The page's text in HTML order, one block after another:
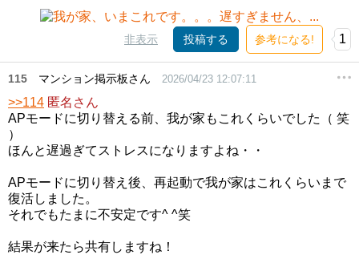
非表示 投稿する 参考になる! 1
115 マンション掲示板さん 2026/04/23 12:07:11
>>114 匿名さん
APモードに切り替える前、我が家もこれくらいでした（ 笑
）
ほんと遅過ぎてストレスになりますよね・・
APモードに切り替え後、再起動で我が家はこれくらいまで
復活しました。
それでもたまに不安定です^ ^笑
結果が来たら共有しますね！